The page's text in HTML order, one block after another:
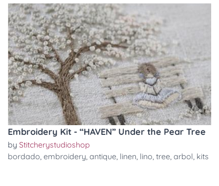
Embroidery Kit - “HAVEN” Under the Pear Tree
by Stitcherystudioshop
bordado, embroidery, antique, linen, lino, tree, arbol, kits